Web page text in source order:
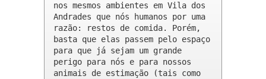
nos mesmos ambientes em Vila dos
Andrades que nós humanos por uma
razão: restos de comida. Porém,
basta que elas passem pelo espaço
para que já sejam um grande
perigo para nós e para nossos
animais de estimação (tais como